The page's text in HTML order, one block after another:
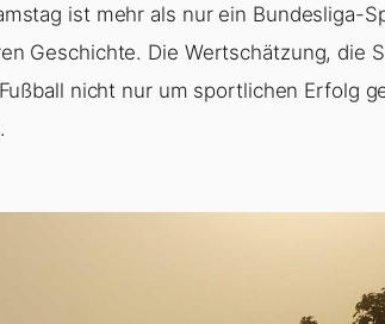
ist mehr als nur ein Bundesliga-
Geschichte. Die Wertschätzung, die
nicht nur um sportlichen Erfolg